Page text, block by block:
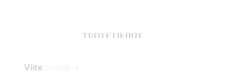
TUOTETIEDOT
Viite